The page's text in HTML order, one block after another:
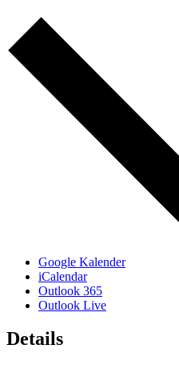
Google Kalender
iCalendar
Outlook 365
Outlook Live
Details